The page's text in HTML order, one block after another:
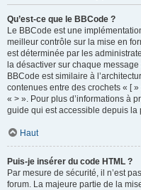
Qu’est-ce que le BBCode ?
Le BBCode est une
meilleur contrôle sur la mise en
est déterminée par les
la désactiver sur chaque
BBCode est similaire à
contenues entre des crochets « [
« > ». Pour plus d’informations à
guide qui est accessible depuis la
Haut
Puis-je insérer du code HTML ?
Par mesure de sécurité, il n’est
forum. La majeure partie de la